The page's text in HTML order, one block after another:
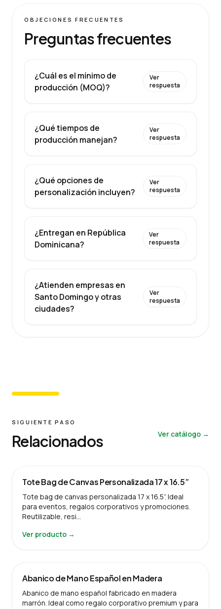
OBJECIONES FRECUENTES
Preguntas frecuentes
¿Cuál es el mínimo de
producción (MOQ)?
Ver
respuesta
¿Qué tiempos de
producción manejan?
Ver
respuesta
¿Qué opciones de
personalización incluyen?
Ver
respuesta
¿Entregan en República
Dominicana?
Ver
respuesta
¿Atienden empresas en
Santo Domingo y otras
ciudades?
Ver
respuesta
SIGUIENTE PASO
Relacionados Ver catálogo →
Tote Bag de Canvas Personalizada 17 x 16.5”
Tote bag de canvas personalizada 17 x 16.5”. Ideal
para eventos, regalos corporativos y promociones.
Reutilizable, resi…
Ver producto →
Abanico de Mano Español en Madera
Abanico de mano español fabricado en madera
marrón. Ideal como regalo corporativo premium y para